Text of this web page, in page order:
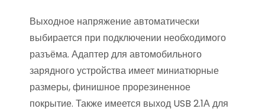
Выходное напряжение автоматически
выбирается при подключении необходимого
разъёма. Адаптер для автомобильного
зарядного устройства имеет миниатюрные
размеры, финишное прорезиненное
покрытие. Также имеется выход USB 2.1А для